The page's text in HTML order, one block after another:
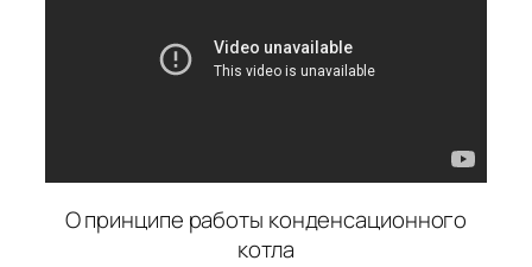
О принципе работы конденсационного
котла